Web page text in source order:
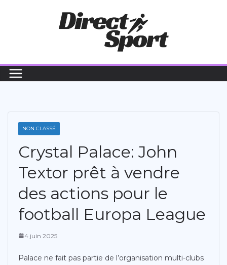
NON CLASSÉ
Crystal Palace: John
Textor prêt à vendre
des actions pour le
football Europa League
4 juin 2025
Palace ne fait pas partie de l’organisation multi-clubs